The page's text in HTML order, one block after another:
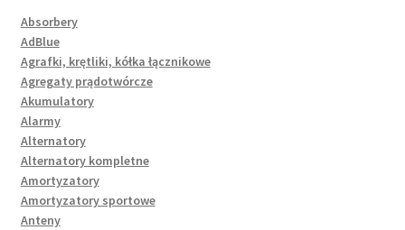
Absorbery
AdBlue
Agrafki, krętliki, kółka łącznikowe
Agregaty prądotwórcze
Akumulatory
Alarmy
Alternatory
Alternatory kompletne
Amortyzatory
Amortyzatory sportowe
Anteny